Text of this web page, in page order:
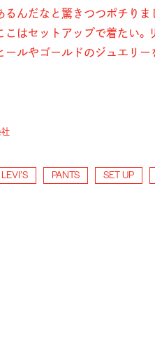
んだなと驚きつつポチりまし
はセットアップで着たい。
ールやゴールドのジュエリー
社
LEVI’S PANTS SET UP